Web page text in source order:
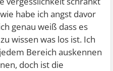
habe ich angst davor
genau weiß dass es
wissen was los ist. Ich
Bereich auskennen
doch ist die